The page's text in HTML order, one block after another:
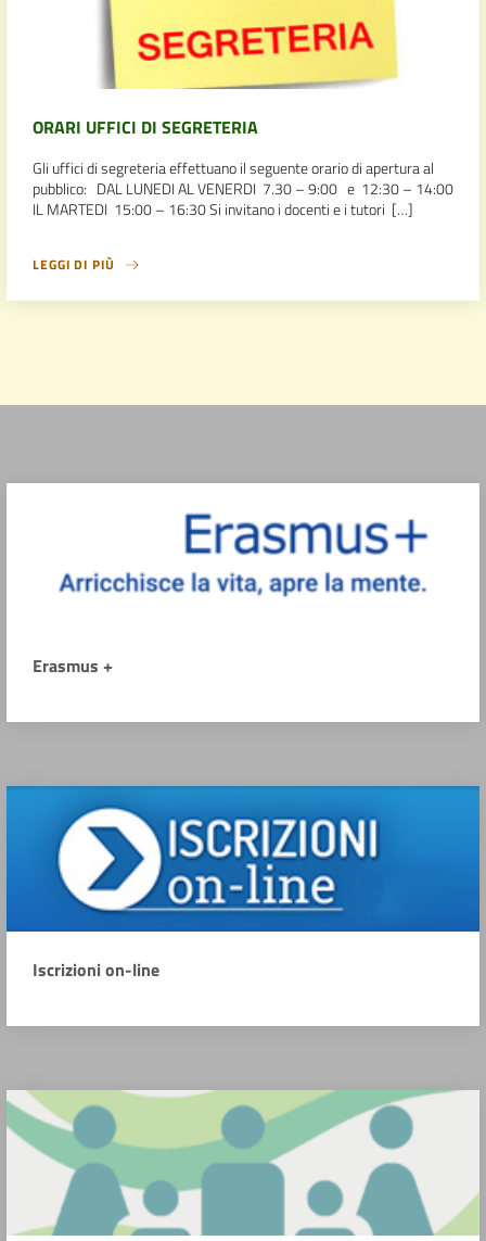
ORARI UFFICI DI SEGRETERIA
Gli uffici di segreteria effettuano il seguente orario di apertura al
pubblico: DAL LUNEDI AL VENERDI 7.30 – 9:00 e 12:30 – 14:00
IL MARTEDI 15:00 – 16:30 Si invitano i docenti e i tutori […]
LEGGI DI PIÙ
Erasmus +
Iscrizioni on-line